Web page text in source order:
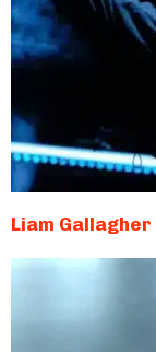
Liam Gallagher